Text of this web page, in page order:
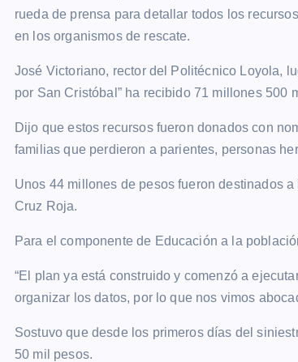
rueda de prensa para detallar todos los
en los organismos de rescate.
José Victoriano, rector del Politécnico Loyola,
por San Cristóbal” ha recibido 71 millones 500
Dijo que estos recursos fueron donados con
familias que perdieron a parientes, personas
Unos 44 millones de pesos fueron destinados
Cruz Roja.
Para el componente de Educación a la
“El plan ya está construido y comenzó a
organizar los datos, por lo que nos vimos
Sostuvo que desde los primeros días del
50 mil pesos.